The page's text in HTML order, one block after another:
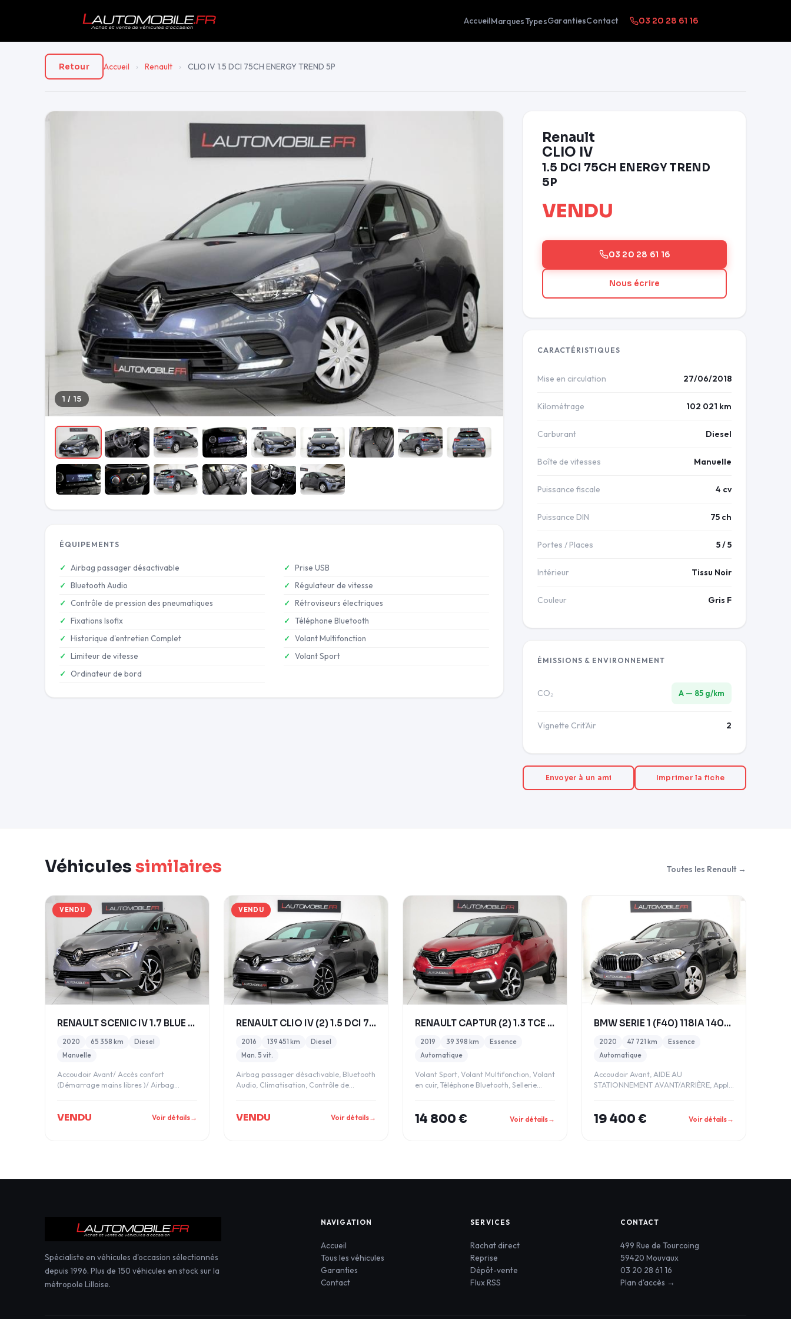
AccueilMarquesTypesGarantiesContact 03 20 28 61 16
Retour Accueil › Renault › CLIO IV 1.5 DCI 75CH ENERGY TREND 5P
1 / 15
ÉQUIPEMENTS
Airbag passager désactivable
Bluetooth Audio
Contrôle de pression des pneumatiques
Fixations Isofix
Historique d'entretien Complet
Limiteur de vitesse
Ordinateur de bord
Prise USB
Régulateur de vitesse
Rétroviseurs électriques
Téléphone Bluetooth
Volant Multifonction
Volant Sport
Renault
CLIO IV
1.5 DCI 75CH ENERGY TREND
5P
VENDU
03 20 28 61 16
Nous écrire
CARACTÉRISTIQUES
Mise en circulation 27/06/2018
Kilométrage 102 021 km
Carburant Diesel
Boîte de vitesses Manuelle
Puissance fiscale 4 cv
Puissance DIN 75 ch
Portes / Places 5 / 5
Intérieur Tissu Noir
Couleur Gris F
ÉMISSIONS & ENVIRONNEMENT
CO₂ A — 85 g/km
Vignette Crit'Air 2
Envoyer à un ami Imprimer la fiche
Véhiculessimilaires Toutes les Renault →
VENDU
RENAULT SCENIC IV 1.7 BLUE DCI 120 INTENS
2020 65 358 km
Diesel
Manuelle
Accoudoir Avant/ Accès confort
(Démarrage mains libres )/ Airbag
VENDU Voir détails→
VENDU
RENAULT CLIO IV (2) 1.5 DCI 75 ENERGY LIMITED
2016 139 451 km
Diesel
Man. 5 vit.
Airbag passager désactivable, Bluetooth
Audio, Climatisation, Contrôle de
VENDU Voir détails→
RENAULT CAPTUR (2) 1.3 TCE 150 ENERGY INTENS EDC
2019 39 398 km
Essence
Automatique
Volant Sport, Volant Multifonction, Volant
en cuir, Téléphone Bluetooth, Sellerie
14 800 € Voir détails→
BMW SERIE 1 (F40) 118IA 140CH BUSINESS DESIGN DKG7
2020 47 721 km
Essence
Automatique
Accoudoir Avant, AIDE AU
STATIONNEMENT AVANT/ARRIÈRE, Apple
19 400 € Voir détails→
Spécialiste en véhicules d'occasion sélectionnés
depuis 1996. Plus de 150 véhicules en stock sur la
métropole Lilloise.
NAVIGATION
Accueil
Tous les véhicules
Garanties
Contact
SERVICES
Rachat direct
Reprise
Dépôt-vente
Flux RSS
CONTACT
499 Rue de Tourcoing
59420 Mouvaux
03 20 28 61 16
Plan d'accès →